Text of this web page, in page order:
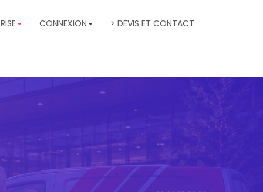
CONNEXION > DEVIS ET CONTACT